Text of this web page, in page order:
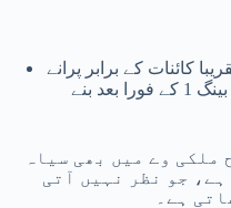
کائنات کے برابر پرانے
ہیں ، جس سے پتہ چلتا ہے کہ وہ بگ بینگ 1 کے فورا بعد بنے
ملکی وے میں بھی سیاہ
جو نظر نہیں آتی
ہے۔